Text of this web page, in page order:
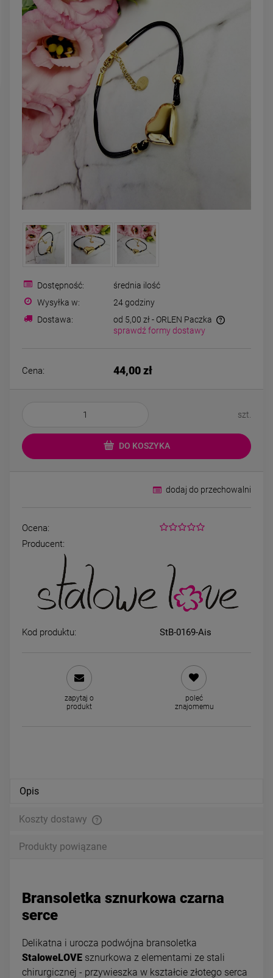
DO KOSZYKA
Bransoletka srebrna STAL
CHIRURGICZNA
modułowa ażurowa
cyrkonie
69,00 zł
STAL CHIRURGICZNA
59,00 zł
DO KOSZYKA
Naszyjnik STAL
medalion aniołek cyrkonie
49,00 zł
DO KOSZYKA
Dostępność:
średnia ilość
Wysyłka w:
24 godziny
Dostawa:
od 5,00 zł - ORLEN Paczka
sprawdź formy dostawy
Cena: 44,00 zł
szt.
DO KOSZYKA
dodaj do przechowalni
Ocena:
Producent:
Kod produktu: StB-0169-Ais
zapytaj o
produkt
poleć
znajomemu
Opis
Koszty dostawy
Produkty powiązane
Bransoletka sznurkowa czarna
serce
Delikatna i urocza podwójna bransoletka
StaloweLOVE sznurkowa z elementami ze stali
chirurgicznej - przywieszka w kształcie złotego serca